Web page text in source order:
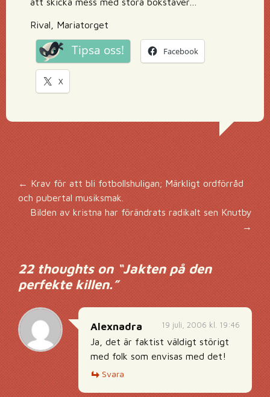
Rival, Mariatorget
Tipsa oss! Facebook
X
Inläggsnavigering
← Krav för att bli fotbollshuligan; Märkligt ordförråd
och pubertal musiksmak.
Bilden av kristna har förändrats radikalt sen Knutby
→
22 thoughts on “Jakten på den
perfekte killen.”
19 juli, 2006 kl. 19:46
Alexnadra
Ja, det är faktist väldigt störigt
med folk som envisas med det!
Svara